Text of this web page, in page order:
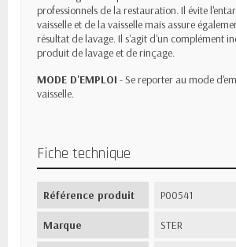
professionnels de la restauration. Il évite
vaisselle et de la vaisselle mais assure
résultat de lavage. Il s'agit d'un complément
produit de lavage et de rinçage.
MODE D'EMPLOI - Se reporter au mode
vaisselle.
Fiche technique
Référence produit P00541
Marque STER